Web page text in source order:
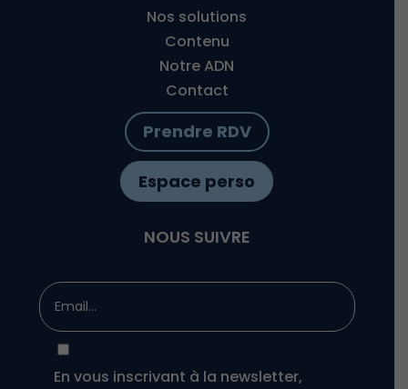
Nos solutions
Contenu
Notre ADN
Contact
Prendre RDV
Espace perso
NOUS SUIVRE
En vous inscrivant à la newsletter,